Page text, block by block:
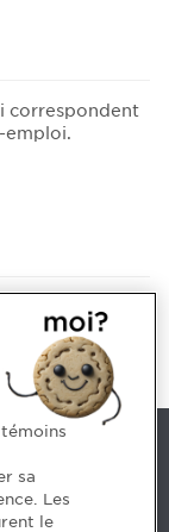
correspondent
emploi.
[3033]
sa
Les
le